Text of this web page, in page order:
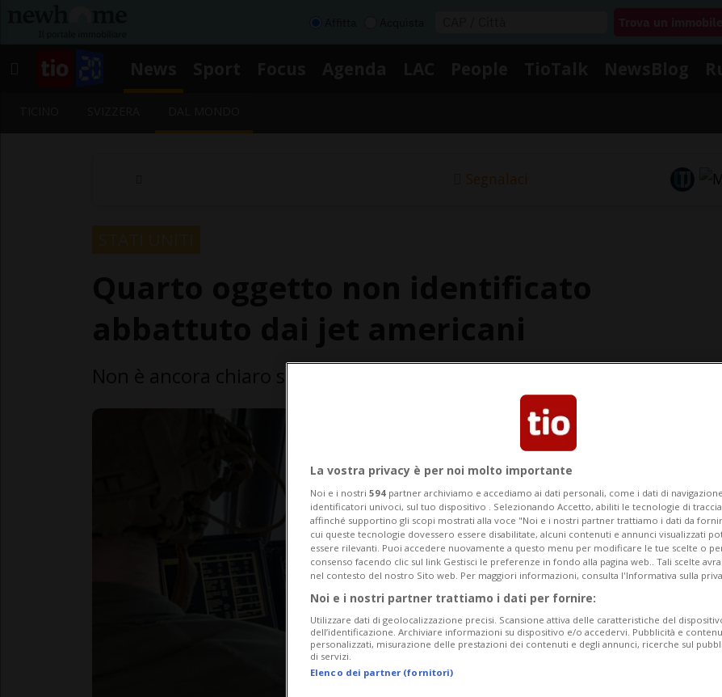
Segnalaci
La vostra privacy è per noi molto importante
Noi e i nostri 594 partner archiviamo e accediamo ai dati personali, come i dati di
identificatori univoci, sul tuo dispositivo . Selezionando Accetto, abiliti le tecnologie di
affinché supportino gli scopi mostrati alla voce "Noi e i nostri partner trattiamo i dati da
cui queste tecnologie dovessero essere disabilitate, alcuni contenuti e annunci visualizzati
essere rilevanti. Puoi accedere nuovamente a questo menu per modificare le tue scelte o
consenso facendo clic sul link Gestisci le preferenze in fondo alla pagina web.. Tali scelte
nel contesto del nostro Sito web. Per maggiori informazioni, consulta l'Informativa sulla
Noi e i nostri partner trattiamo i dati per fornire:
Utilizzare dati di geolocalizzazione precisi. Scansione attiva delle caratteristiche del
dell’identificazione. Archiviare informazioni su dispositivo e/o accedervi. Pubblicità e
personalizzati, misurazione delle prestazioni dei contenuti e degli annunci, ricerche sul
di servizi.
Elenco dei partner (fornitori)